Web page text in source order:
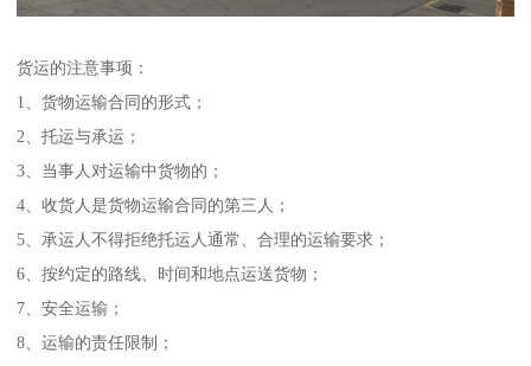
货运的注意事项：
1、货物运输合同的形式；
2、托运与承运；
3、当事人对运输中货物的；
4、收货人是货物运输合同的第三人；
5、承运人不得拒绝托运人通常、合理的运输要求；
6、按约定的路线、时间和地点运送货物；
7、安全运输；
8、运输的责任限制；